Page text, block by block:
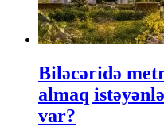
Biləcəridə
almaq
var?